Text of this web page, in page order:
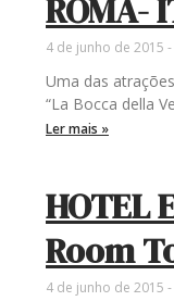
ROMA-
4 de junho de 2015
Uma das
“La Bocca della
Ler mais »
HOTEL
Room
4 de junho de 2015